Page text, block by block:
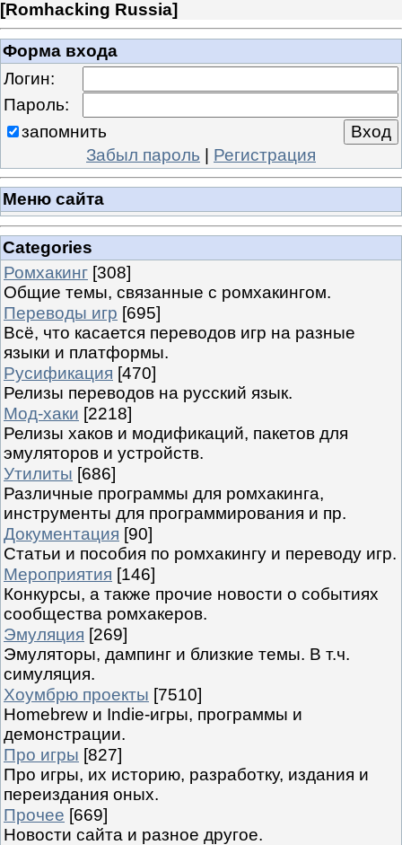
[Romhacking Russia]
Форма входа
Логин:
Пароль:
запомнить
Забыл пароль | Регистрация
Меню сайта
Categories
Ромхакинг [308]
Общие темы, связанные с ромхакингом.
Переводы игр [695]
Всё, что касается переводов игр на разные
языки и платформы.
Русификация [470]
Релизы переводов на русский язык.
Мод-хаки [2218]
Релизы хаков и модификаций, пакетов для
эмуляторов и устройств.
Утилиты [686]
Различные программы для ромхакинга,
инструменты для программирования и пр.
Документация [90]
Статьи и пособия по ромхакингу и переводу игр.
Мероприятия [146]
Конкурсы, а также прочие новости о событиях
сообщества ромхакеров.
Эмуляция [269]
Эмуляторы, дампинг и близкие темы. В т.ч.
симуляция.
Хоумбрю проекты [7510]
Homebrew и Indie-игры, программы и
демонстрации.
Про игры [827]
Про игры, их историю, разработку, издания и
переиздания оных.
Прочее [669]
Новости сайта и разное другое.